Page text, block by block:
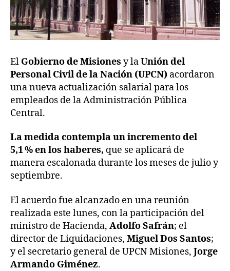
El Gobierno de Misiones y laUnión del
Personal Civil de la Nación (UPCN) acordaron
una nueva actualización salarial para los
empleados de la Administración Pública
Central.
La medida contempla un incremento del
5,1 % en los haberes, que se aplicará de
manera escalonada durante los meses de julio y
septiembre.
El acuerdo fue alcanzado en una reunión
realizada este lunes, con la participación del
ministro de Hacienda, Adolfo Safrán; el
director de Liquidaciones, Miguel Dos Santos;
y el secretario general de UPCN Misiones, Jorge
Armando Giménez.